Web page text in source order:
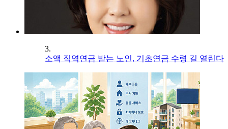
3.
소액 직역연금 받는 노인, 기초연금 수령 길 열린다